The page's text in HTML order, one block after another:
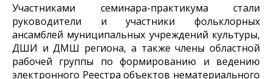
Участниками семинара-практикума стали
руководители и участники фольклорных
ансамблей муниципальных учреждений культуры,
ДШИ и ДМШ региона, а также члены областной
рабочей группы по формированию и ведению
электронного Реестра объектов нематериального